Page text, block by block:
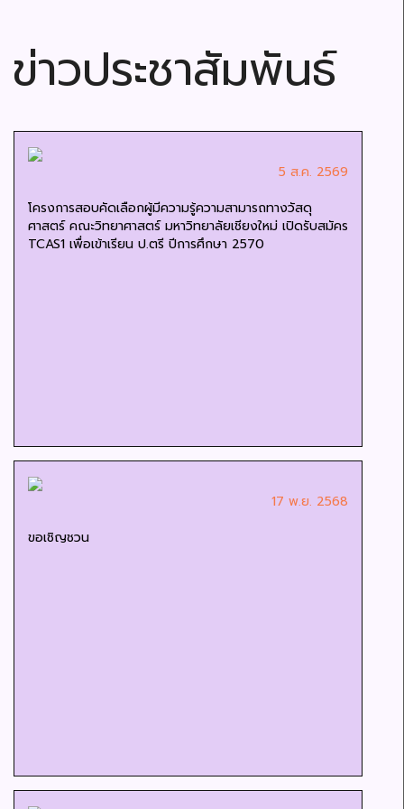
ข่าวประชาสัมพันธ์
5 ส.ค. 2569
โครงการสอบคัดเลือกผู้มีความรู้ความสามารถทางวัสดุ
ศาสตร์ คณะวิทยาศาสตร์ มหาวิทยาลัยเชียงใหม่ เปิดรับสมัคร
TCAS1 เพื่อเข้าเรียน ป.ตรี ปีการศึกษา 2570
17 พ.ย. 2568
ขอเชิญชวน